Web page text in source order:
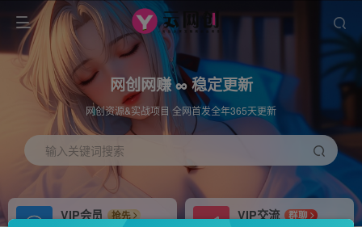
网创网赚 ∞ 稳定更新
网创资源&实战项目 全网首发全年365天更新
输入关键词搜索
VIP会员
抢先
VIP交流
群聊